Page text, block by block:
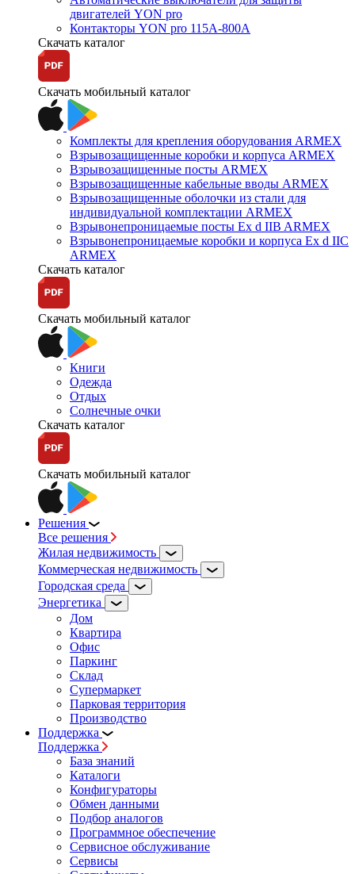
двигателей YON pro
Контакторы YON pro 115А-800А
Скачать каталог
Скачать мобильный каталог
Комплекты для крепления оборудования ARMEX
Взрывозащищенные коробки и корпуса ARMEX
Взрывозащищенные посты ARMEX
Взрывозащищенные кабельные вводы ARMEX
Взрывозащищенные оболочки из стали для
индивидуальной комплектации ARMEX
Взрывонепроницаемые посты Ex d IIB ARMEX
Взрывонепроницаемые коробки и корпуса Ex d IIС
ARMEX
Скачать каталог
Скачать мобильный каталог
Книги
Одежда
Отдых
Солнечные очки
Скачать каталог
Скачать мобильный каталог
Решения
Все решения
Жилая недвижимость
Коммерческая недвижимость
Городская среда
Энергетика
Дом
Квартира
Офис
Паркинг
Склад
Супермаркет
Парковая территория
Производство
Поддержка
Поддержка
База знаний
Каталоги
Конфигураторы
Обмен данными
Подбор аналогов
Программное обеспечение
Сервисное обслуживание
Сервисы